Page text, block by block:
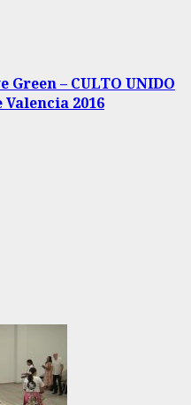
Green – CULTO UNIDO
2016